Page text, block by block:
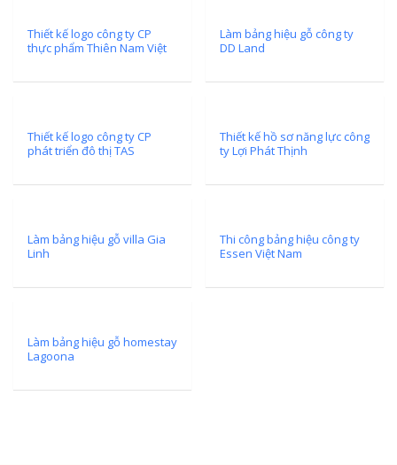
Thiết kế logo công ty CP
thực phẩm Thiên Nam Việt
Làm bảng hiệu gỗ công ty
DD Land
Thiết kế logo công ty CP
phát triển đô thị TAS
Thiết kế hồ sơ năng lực công
ty Lợi Phát Thịnh
Làm bảng hiệu gỗ villa Gia
Linh
Thi công bảng hiệu công ty
Essen Việt Nam
Làm bảng hiệu gỗ homestay
Lagoona